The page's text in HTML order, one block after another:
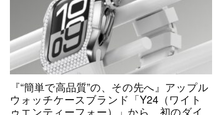
『“簡単で高品質”の、その先へ』アップル
ウォッチケースブランド「Y24（ワイト
ゥエンティーフォー）」から、初のダイ